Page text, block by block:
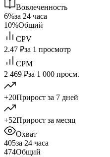
Вовлеченность
6%за 24 часа
10%Общий
CPV
2.47 ₽за 1 просмотр
CPM
2 469 ₽за 1 000 просм.
+20Прирост за 7 дней
+52Прирост за месяц
Охват
405за 24 часа
474Общий